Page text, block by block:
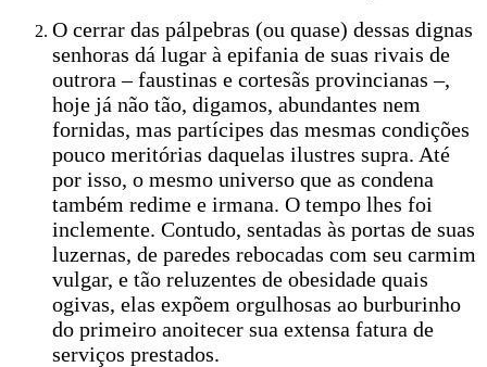
O cerrar das pálpebras (ou quase) dessas dignas
senhoras dá lugar à epifania de suas rivais de
outrora – faustinas e cortesãs provincianas –,
hoje já não tão, digamos, abundantes nem
fornidas, mas partícipes das mesmas condições
pouco meritórias daquelas ilustres supra. Até
por isso, o mesmo universo que as condena
também redime e irmana. O tempo lhes foi
inclemente. Contudo, sentadas às portas de suas
luzernas, de paredes rebocadas com seu carmim
vulgar, e tão reluzentes de obesidade quais
ogivas, elas expõem orgulhosas ao burburinho
do primeiro anoitecer sua extensa fatura de
serviços prestados.